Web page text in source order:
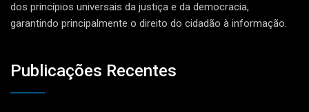
dos princípios universais da justiça e da democracia,
garantindo principalmente o direito do cidadão à informação.
Publicações Recentes